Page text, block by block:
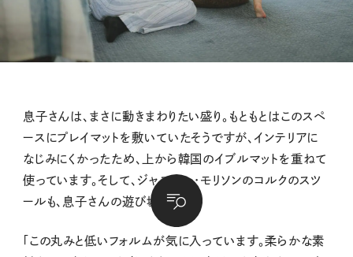
息子さんは、まさに動きまわりたい盛り。もともとはこのスペ
ースにプレイマットを敷いていたそうですが、インテリアに
なじみにくかったため、上から韓国のイブルマットを重ねて
使っています。そして、ジャスパー・モリソンのコルクのスツ
ールも、息子さんの遊び場に。
「この丸みと低いフォルムが気に入っています。柔らかな素